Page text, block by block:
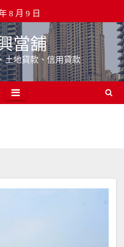
8 月 9 日
當舖
土地貸款、信用貸款